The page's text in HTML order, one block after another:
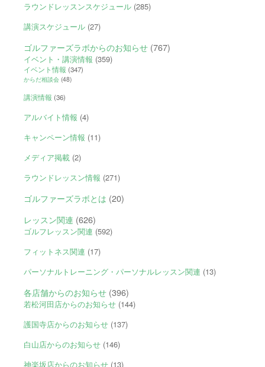
ラウンドレッスンスケジュール(285)
講演スケジュール(27)
ゴルファーズラボからのお知らせ(767)
イベント・講演情報 (359)
イベント情報 (347)
からだ相談会(48)
講演情報 (36)
アルバイト情報 (4)
キャンペーン情報 (11)
メディア掲載(2)
ラウンドレッスン情報 (271)
ゴルファーズラボとは (20)
レッスン関連 (626)
ゴルフレッスン関連 (592)
フィットネス関連 (17)
パーソナルトレーニング・パーソナルレッスン関連 (13)
各店舗からのお知らせ(396)
若松河田店からのお知らせ(144)
護国寺店からのお知らせ(137)
白山店からのお知らせ(146)
神楽坂店からのお知らせ(13)